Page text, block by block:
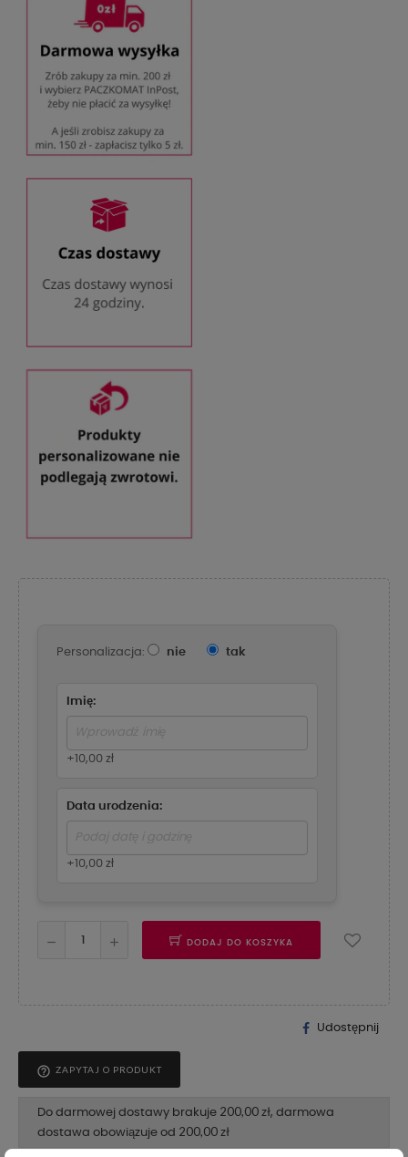
Personalizacja: nie tak
Imię:
+10,00 zł
Data urodzenia:
+10,00 zł
DODAJ DO KOSZYKA
Udostępnij
help_outline ZAPYTAJ O PRODUKT
Do darmowej dostawy brakuje 200,00 zł, darmowa
dostawa obowiązuje od 200,00 zł